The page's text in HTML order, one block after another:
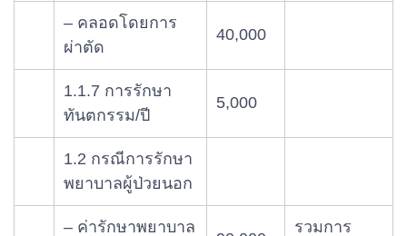
– คลอดโดยการ
ผ่าตัด
40,000
1.1.7 การรักษา
ทันตกรรม/ปี
5,000
1.2 กรณีการรักษา
พยาบาลผู้ป่วยนอก
– ค่ารักษาพยาบาล
รวมการ